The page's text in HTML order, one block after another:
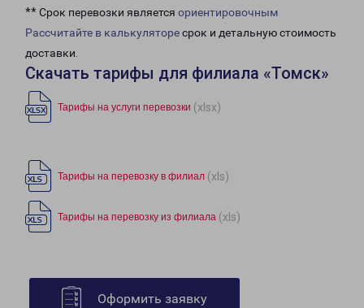
** Срок перевозки является ориентировочным
Рассчитайте в калькуляторесрок и детальную стоимость
доставки.
Скачать тарифы для филиала «Томск»
Тарифы на услуги перевозки (xlsx)
Тарифы на перевозку в филиал (xls)
Тарифы на перевозку из филиала (xls)
Оформить заявку